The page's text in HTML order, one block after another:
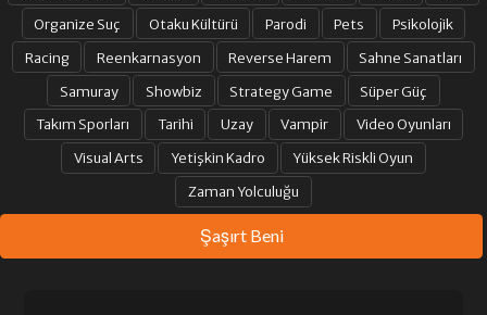
Organize Suç
Otaku Kültürü Parodi Pets
Psikolojik
Racing
Reenkarnasyon Reverse Harem
Sahne Sanatları
Samuray
Showbiz Strategy Game
Süper Güç
Takım Sporları
Tarihi Uzay Vampir
Video Oyunları
Visual Arts
Yetişkin Kadro
Yüksek Riskli Oyun
Zaman Yolculuğu
Şaşırt Beni